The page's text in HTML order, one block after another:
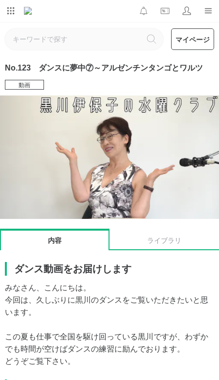
マイページ
No.123 ダンスに夢中⑦～アルゼンチンタンゴとワルツ
動画
内容 ライブラリ
ダンス動画をお届けします
みなさん、こんにちは。
今回は、久しぶりに黒川のダンスをご覧いただきたいと思
います。
この夏も仕事で全国を駆け回っている黒川ですが、わずか
でも時間が空けばダンスの練習に励んでおります。
どうぞご覧下さい。